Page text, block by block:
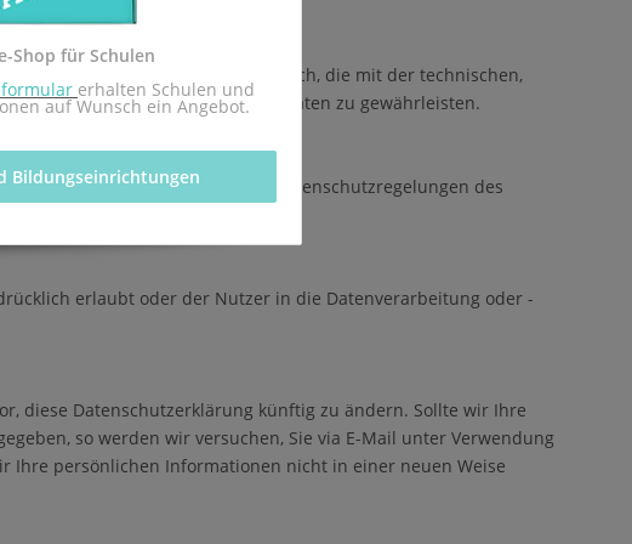
befugten Personen möglich, die mit der technischen,
ihrer personenbezogenen Daten zu gewährleisten.
Nutzung dieser Daten den Datenschutzregelungen des
erlaubt oder der Nutzer in die Datenverarbeitung oder -
diese Datenschutzerklärung künftig zu ändern. Sollte wir Ihre
so werden wir versuchen, Sie via E-Mail unter Verwendung
Ihre persönlichen Informationen nicht in einer neuen Weise
Shop für Schulen
erhalten Schulen und
auf Wunsch ein Angebot.
Bildungseinrichtungen